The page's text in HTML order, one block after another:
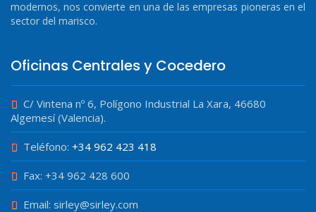
modernos, nos convierte en una de las empresas pioneras en el
sector del marisco.
Oficinas Centrales y Cocedero
C/ Vintena nº 6, Polígono Industrial La Xara, 46680
Algemesí (Valencia).
Teléfono: +34 962 423 418
Fax: +34 962 428 600
Email: sirley@sirley.com